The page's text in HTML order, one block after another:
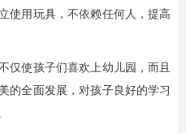
使用玩具，不依赖任何人，提高
仅使孩子们喜欢上幼儿园，而且
的全面发展，对孩子良好的学习